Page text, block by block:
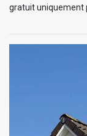
gratuit uniquement